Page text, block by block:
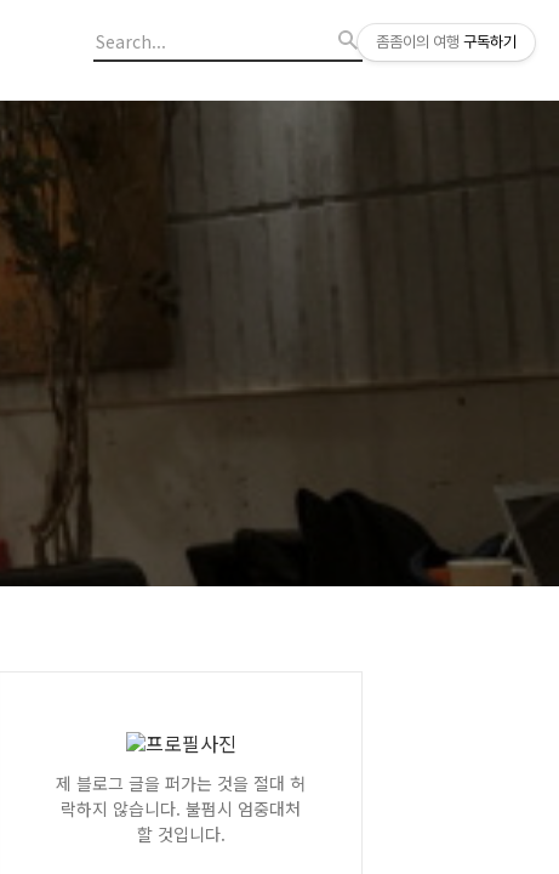
제 블로그 글을 퍼가는 것을 절대 허
락하지 않습니다. 불펌시 엄중대처
할 것입니다.
좀좀이의 여행 구독하기